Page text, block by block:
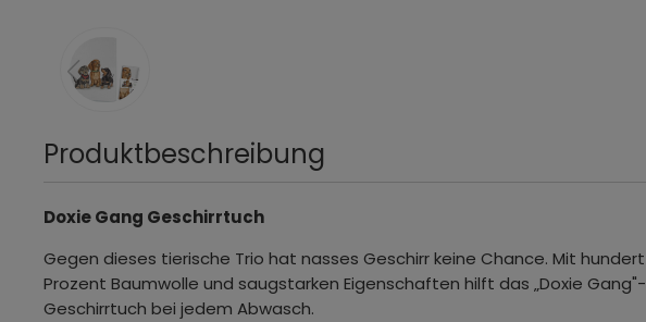
Produktbeschreibung
Doxie Gang Geschirrtuch
Gegen dieses tierische Trio hat nasses Geschirr keine Chance. Mit hundert
Prozent Baumwolle und saugstarken Eigenschaften hilft das „Doxie Gang"-
Geschirrtuch bei jedem Abwasch.